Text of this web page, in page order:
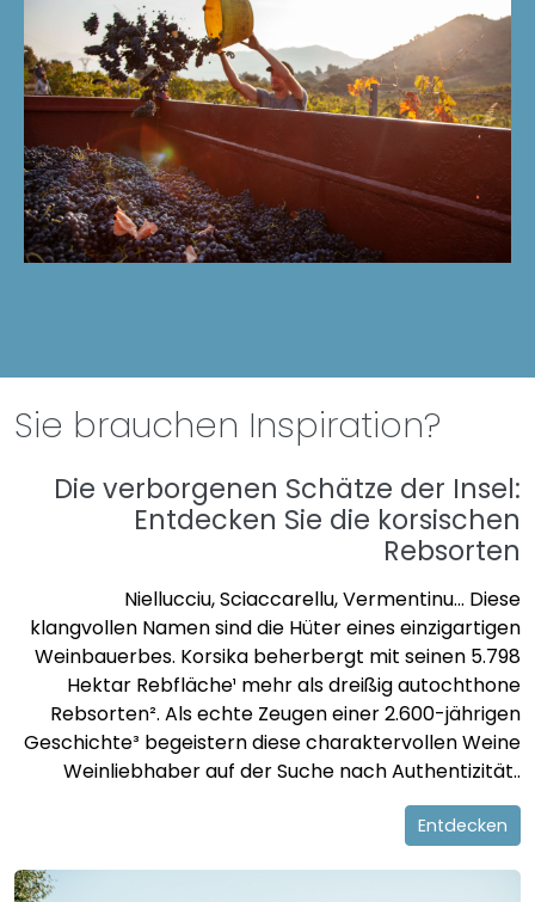
Sie brauchen Inspiration?
Die verborgenen Schätze der Insel:
Entdecken Sie die korsischen
Rebsorten
Niellucciu, Sciaccarellu, Vermentinu... Diese
klangvollen Namen sind die Hüter eines einzigartigen
Weinbauerbes. Korsika beherbergt mit seinen 5.798
Hektar Rebfläche¹ mehr als dreißig autochthone
Rebsorten². Als echte Zeugen einer 2.600-jährigen
Geschichte³ begeistern diese charaktervollen Weine
Weinliebhaber auf der Suche nach Authentizität..
Entdecken